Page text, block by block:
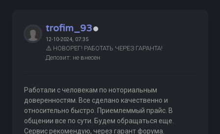
trofim_93
12-10-2024, 07:35
⚠️ НОВОРЕГ! РАБОТАТЬ ЧЕРЕЗ ГАРАНТА!
Депозит: не внесен
Работали с человекам по ноториальным
доверенностям. Все сделано качественно и
относительно быстро. Приемлеммый прайс. В
общении все по сути. Будем обращаться еще.
Сервис рекомендую, через гарант форума.